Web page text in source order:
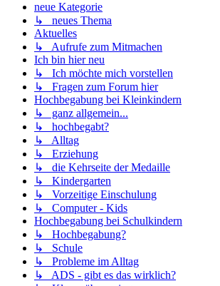
neue Kategorie
↳ neues Thema
Aktuelles
↳ Aufrufe zum Mitmachen
Ich bin hier neu
↳ Ich möchte mich vorstellen
↳ Fragen zum Forum hier
Hochbegabung bei Kleinkindern
↳ ganz allgemein...
↳ hochbegabt?
↳ Alltag
↳ Erziehung
↳ die Kehrseite der Medaille
↳ Kindergarten
↳ Vorzeitige Einschulung
↳ Computer - Kids
Hochbegabung bei Schulkindern
↳ Hochbegabung?
↳ Schule
↳ Probleme im Alltag
↳ ADS - gibt es das wirklich?